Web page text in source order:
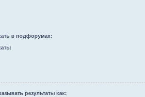
в подфорумах:
результаты как: